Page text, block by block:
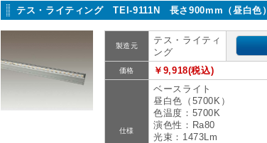
テス・ライティング TEI-9111N 長さ900mm（昼白色）
製造元
テス・ライティ
ング
価格 ￥9,918(税込)
仕様
ベースライト
昼白色（5700K）
色温度：5700K
演色性：Ra80
光束：1473Lm